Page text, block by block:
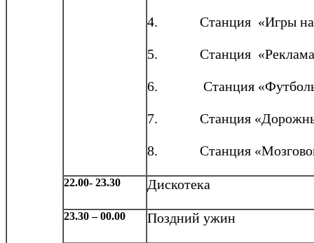
4. Станция «Игры на
5. Станция «Реклама
6. Станция
7. Станция «Дорожный
8. Станция
22.00- 23.30 Дискотека
23.30 – 00.00 Поздний ужин